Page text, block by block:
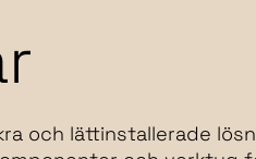
och lättinstallerade